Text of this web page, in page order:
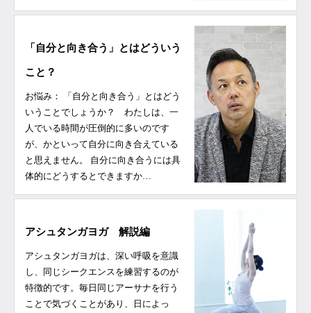
「自分と向き合う」とはどういう
こと？
お悩み： 「自分と向き合う」とはどう
いうことでしょうか？ わたしは、一
人でいる時間が圧倒的に多いのです
が、かといって自分に向き合えている
と思えません。 自分に向き合うには具
体的にどうするとできますか…
アシュタンガヨガ 解説編
アシュタンガヨガは、深い呼吸を意識
し、同じシークエンスを練習するのが
特徴的です。毎日同じアーサナを行う
ことで気づくことがあり、日によっ